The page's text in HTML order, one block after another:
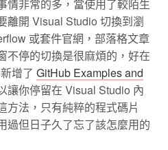
情非常的多，當使用了較陌生
離開 Visual Studio 切換到瀏
或套件官網，部落格文章
不停的切換是很麻煩的，好在
增了GitHub Examples and
讓你停留在 Visual Studio 內
方法，只有純粹的程式碼片
過但日子久了忘了該怎麼用的